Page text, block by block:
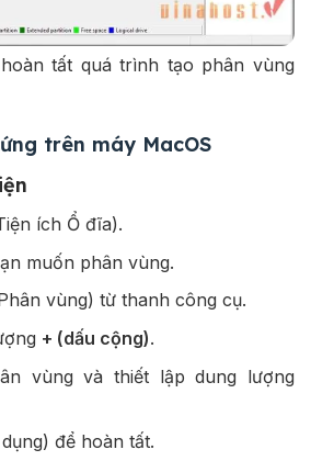
tất quá trình tạo phân vùng
trên máy MacOS
ích Ổ đĩa).
muốn phân vùng.
vùng) từ thanh công cụ.
+ (dấu cộng).
vùng và thiết lập dung lượng
để hoàn tất.